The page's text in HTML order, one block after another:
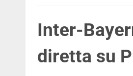
Inter-
diretta su